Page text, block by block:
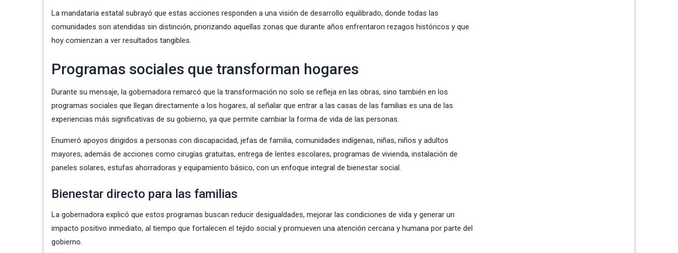
La mandataria estatal subrayó que estas acciones responden a una visión de desarrollo equilibrado, donde todas las
comunidades son atendidas sin distinción, priorizando aquellas zonas que durante años enfrentaron rezagos históricos y que
hoy comienzan a ver resultados tangibles.
Programas sociales que transforman hogares
Durante su mensaje, la gobernadora remarcó que la transformación no solo se refleja en las obras, sino también en los
programas sociales que llegan directamente a los hogares, al señalar que entrar a las casas de las familias es una de las
experiencias más significativas de su gobierno, ya que permite cambiar la forma de vida de las personas.
Enumeró apoyos dirigidos a personas con discapacidad, jefas de familia, comunidades indígenas, niñas, niños y adultos
mayores, además de acciones como cirugías gratuitas, entrega de lentes escolares, programas de vivienda, instalación de
paneles solares, estufas ahorradoras y equipamiento básico, con un enfoque integral de bienestar social.
Bienestar directo para las familias
La gobernadora explicó que estos programas buscan reducir desigualdades, mejorar las condiciones de vida y generar un
impacto positivo inmediato, al tiempo que fortalecen el tejido social y promueven una atención cercana y humana por parte del
gobierno.